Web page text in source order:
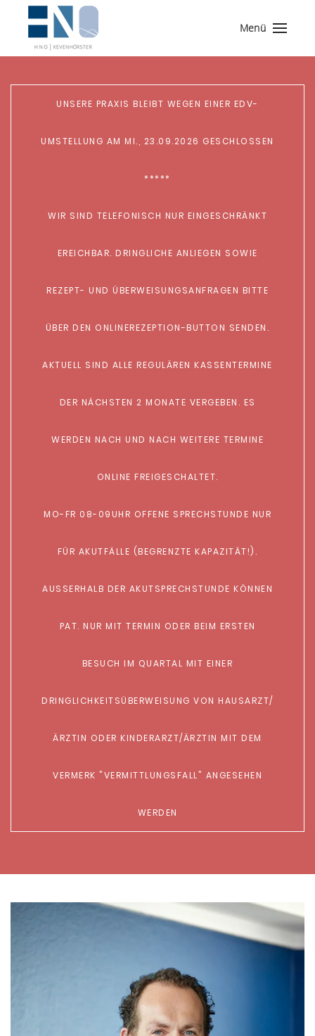
Menü
UNSERE PRAXIS BLEIBT WEGEN EINER EDV-
UMSTELLUNG AM MI., 23.09.2026 GESCHLOSSEN
*****
WIR SIND TELEFONISCH NUR EINGESCHRÄNKT
EREICHBAR. DRINGLICHE ANLIEGEN SOWIE
REZEPT- UND ÜBERWEISUNGSANFRAGEN BITTE
ÜBER DEN ONLINEREZEPTION-BUTTON SENDEN.
AKTUELL SIND ALLE REGULÄREN KASSENTERMINE
DER NÄCHSTEN 2 MONATE VERGEBEN. ES
WERDEN NACH UND NACH WEITERE TERMINE
ONLINE FREIGESCHALTET.
MO-FR 08-09UHR OFFENE SPRECHSTUNDE NUR
FÜR AKUTFÄLLE (BEGRENZTE KAPAZITÄT!).
AUSSERHALB DER AKUTSPRECHSTUNDE KÖNNEN
PAT. NUR MIT TERMIN ODER BEIM ERSTEN B
ESUCH IM QUARTAL MIT EINER D
RINGLICHKEITSÜBERWEISUNG VON HAUSARZT/Ä
RZTIN ODER KINDERARZT/ÄRZTIN MIT DEM V
ERMERK "VERMITTLUNGSFALL" ANGESEHEN
WERDEN